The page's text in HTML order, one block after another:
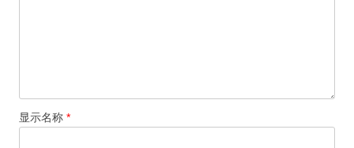
显示名称 *